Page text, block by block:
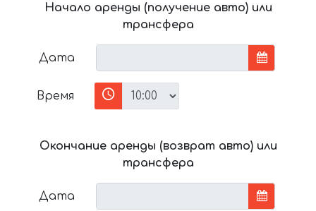
Начало аренды (получение авто) или
трансфера
Дата
Время
Окончание аренды (возврат авто) или
трансфера
Дата